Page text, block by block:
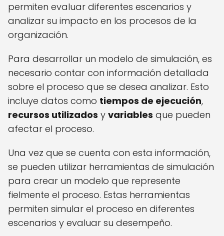
permiten evaluar diferentes escenarios y
analizar su impacto en los procesos de la
organización.
Para desarrollar un modelo de simulación, es
necesario contar con información detallada
sobre el proceso que se desea analizar. Esto
incluye datos como tiempos de ejecución,
recursos utilizados y variables que pueden
afectar el proceso.
Una vez que se cuenta con esta información,
se pueden utilizar herramientas de simulación
para crear un modelo que represente
fielmente el proceso. Estas herramientas
permiten simular el proceso en diferentes
escenarios y evaluar su desempeño.